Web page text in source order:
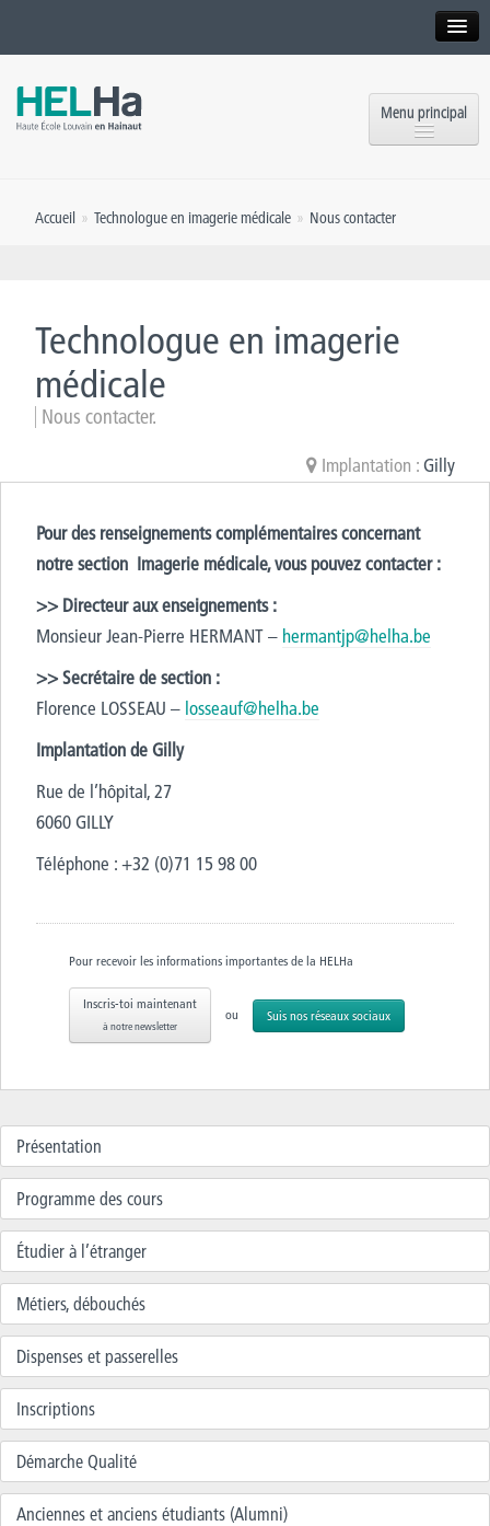
Formation continue et Recherche
Presse
Menu principal
Implantations
OEH
Accueil » Technologue en imagerie médicale » Nous contacter
Technologue en imagerie
médicale
Nous contacter.
Implantation :Gilly
Pour des renseignements complémentaires concernant
notre section Imagerie médicale, vous pouvez contacter :
>> Directeur aux enseignements :
Monsieur Jean-Pierre HERMANT – hermantjp@helha.be
>> Secrétaire de section :
Florence LOSSEAU – losseauf@helha.be
Implantation de Gilly
Rue de l’hôpital, 27
6060 GILLY
Téléphone : +32 (0)71 15 98 00
Pour recevoir les informations importantes de la HELHa
Inscris-toi maintenant
à notre newsletter
ou Suis nos réseaux sociaux
Présentation
Programme des cours
Étudier à l’étranger
Métiers, débouchés
Dispenses et passerelles
Inscriptions
Démarche Qualité
Anciennes et anciens étudiants (Alumni)